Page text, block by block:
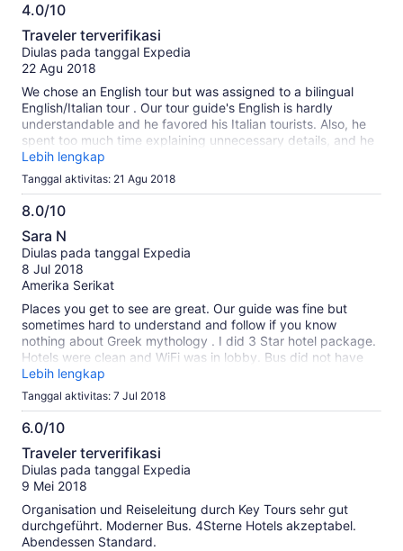
4.0/10
4.0
dari
10
Traveler terverifikasi
Diulas pada tanggal Expedia
22 Agu 2018
We chose an English tour but was assigned to a bilingual
English/Italian tour . Our tour guide's English is hardly
understandable and he favored his Italian tourists. Also, he
spent too much time explaining unnecessary details, and he
had to do it in 2 different languages, so it took a long time to
move from one spot to another. I lost patience in listening to
him so I went ahead to tour on my own. There were other
English tours so I followed them in each sightseeing spot!
Lebih lengkap
Tanggal aktivitas: 21 Agu 2018
8.0/10
8.0
dari
10
Sara N
Diulas pada tanggal Expedia
8 Jul 2018
Amerika Serikat
Places you get to see are great. Our guide was fine but
sometimes hard to understand and follow if you know
nothing about Greek mythology . I did 3 Star hotel package.
Hotels were clean and WiFi was in lobby. Bus did not have
WiFi.
Lebih lengkap
Tanggal aktivitas: 7 Jul 2018
6.0/10
6.0
dari
10
Traveler terverifikasi
Diulas pada tanggal Expedia
9 Mei 2018
Organisation und Reiseleitung durch Key Tours sehr gut
durchgeführt. Moderner Bus. 4Sterne Hotels akzeptabel.
Abendessen Standard.